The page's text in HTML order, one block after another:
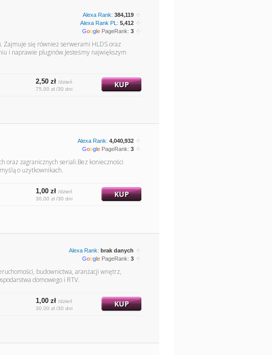
Alexa Rank: 384,119
Alexa Rank PL: 5,412
Google PageRank: 3
Zajmuje się również serwerami HLDS oraz
i naprawie pluginów.Jesteśmy największym
2,50 zł /dzień
75,00 zł /30 dni
KUP
Alexa Rank: 4,040,932
Google PageRank: 3
oraz zagranicznych seriali.Bez konieczności
o użytkownikach.
1,00 zł /dzień
30,00 zł /30 dni
KUP
Alexa Rank: brak danych
Google PageRank: 3
budownictwa, aranżacji wnętrz,
domowego i RTV.
1,00 zł /dzień
30,00 zł /30 dni
KUP